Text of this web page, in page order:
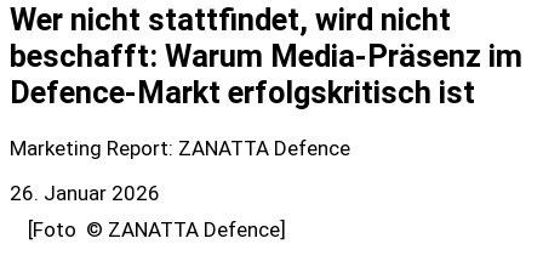
Wer nicht stattfindet, wird nicht
beschafft: Warum Media-Präsenz im
Defence-Markt erfolgskritisch ist
Marketing Report: ZANATTA Defence
26. Januar 2026
[Foto © ZANATTA Defence]